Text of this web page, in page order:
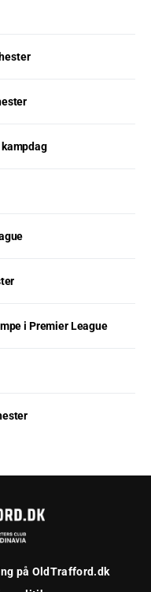
i Premier League
på OldTrafford.dk